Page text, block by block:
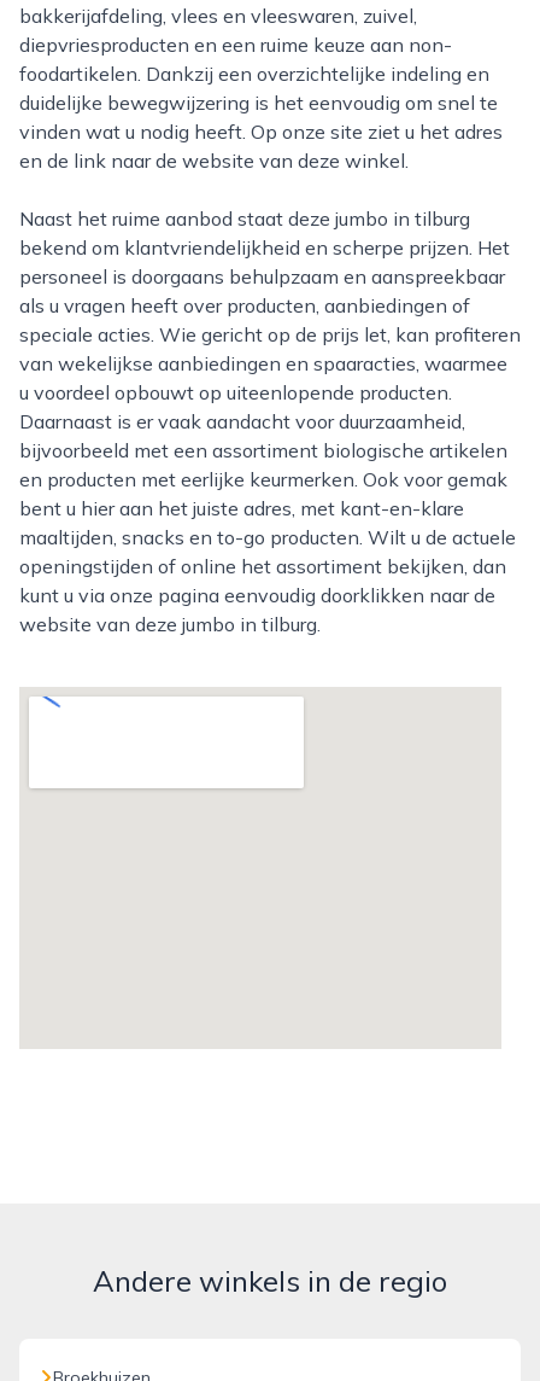
bakkerijafdeling, vlees en vleeswaren, zuivel,
diepvriesproducten en een ruime keuze aan non-
foodartikelen. Dankzij een overzichtelijke indeling en
duidelijke bewegwijzering is het eenvoudig om snel te
vinden wat u nodig heeft. Op onze site ziet u het adres
en de link naar de website van deze winkel.
Naast het ruime aanbod staat deze jumbo in tilburg
bekend om klantvriendelijkheid en scherpe prijzen. Het
personeel is doorgaans behulpzaam en aanspreekbaar
als u vragen heeft over producten, aanbiedingen of
speciale acties. Wie gericht op de prijs let, kan profiteren
van wekelijkse aanbiedingen en spaaracties, waarmee
u voordeel opbouwt op uiteenlopende producten.
Daarnaast is er vaak aandacht voor duurzaamheid,
bijvoorbeeld met een assortiment biologische artikelen
en producten met eerlijke keurmerken. Ook voor gemak
bent u hier aan het juiste adres, met kant-en-klare
maaltijden, snacks en to-go producten. Wilt u de actuele
openingstijden of online het assortiment bekijken, dan
kunt u via onze pagina eenvoudig doorklikken naar de
website van deze jumbo in tilburg.
Andere winkels in de regio